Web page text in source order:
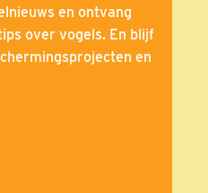
en ontvang
over vogels. En blijf
en